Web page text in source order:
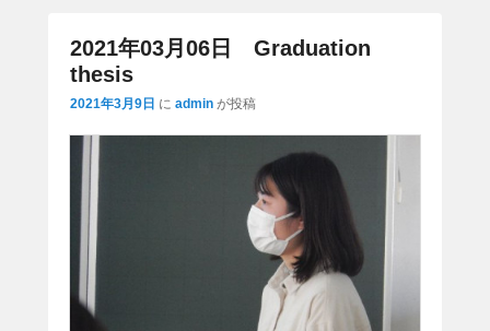
2021年03月06日 Graduation
thesis
2021年3月9日 に admin が投稿